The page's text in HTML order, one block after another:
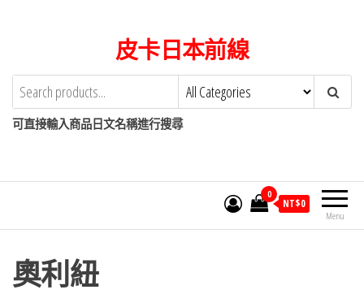
content
皮卡日本前線
可直接輸入商品日文名稱進行搜尋
Menu
0
NT$0
奧利紐